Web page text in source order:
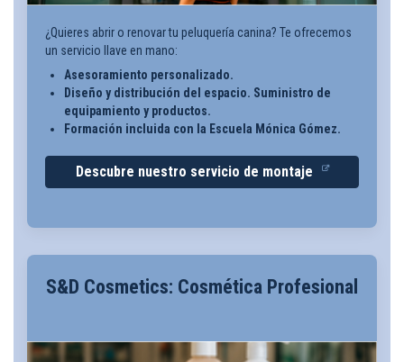
¿Quieres abrir o renovar tu peluquería canina? Te ofrecemos
un servicio llave en mano:
Asesoramiento personalizado.
Diseño y distribución del espacio. Suministro de
equipamiento y productos.
Formación incluida con la Escuela Mónica Gómez.
Descubre nuestro servicio de montaje
S&D Cosmetics: Cosmética Profesional